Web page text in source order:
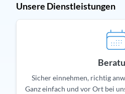
Unsere Dienstleistungen
Sicher einnehmen, richtig
Ganz einfach und vor Ort bei